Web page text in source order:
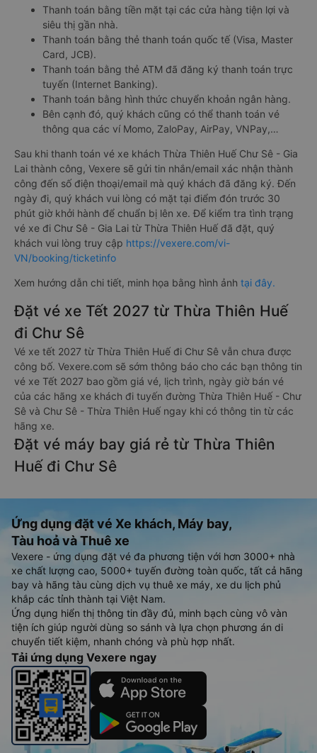
Thanh toán bằng tiền mặt tại các cửa hàng tiện lợi và
siêu thị gần nhà.
Thanh toán bằng thẻ thanh toán quốc tế (Visa, Master
Card, JCB).
Thanh toán bằng thẻ ATM đã đăng ký thanh toán trực
tuyến (Internet Banking).
Thanh toán bằng hình thức chuyển khoản ngân hàng.
Bên cạnh đó, quý khách cũng có thể thanh toán vé
thông qua các ví Momo, ZaloPay, AirPay, VNPay,…
Sau khi thanh toán vé xe khách Thừa Thiên Huế Chư Sê - Gia
Lai thành công, Vexere sẽ gửi tin nhắn/email xác nhận thành
công đến số điện thoại/email mà quý khách đã đăng ký. Đến
ngày đi, quý khách vui lòng có mặt tại điểm đón trước 30
phút giờ khởi hành để chuẩn bị lên xe. Để kiểm tra tình trạng
vé xe đi Chư Sê - Gia Lai từ Thừa Thiên Huế đã đặt, quý
khách vui lòng truy cập https://vexere.com/vi-
VN/booking/ticketinfo
Xem hướng dẫn chi tiết, minh họa bằng hình ảnh tại đây.
Đặt vé xe Tết 2027 từ Thừa Thiên Huế
đi Chư Sê
Vé xe tết 2027 từ Thừa Thiên Huế đi Chư Sê vẫn chưa được
công bố. Vexere.com sẽ sớm thông báo cho các bạn thông tin
vé xe Tết 2027 bao gồm giá vé, lịch trình, ngày giờ bán vé
của các hãng xe khách đi tuyến đường Thừa Thiên Huế - Chư
Sê và Chư Sê - Thừa Thiên Huế ngay khi có thông tin từ các
hãng xe.
Đặt vé máy bay giá rẻ từ Thừa Thiên
Huế đi Chư Sê
Ứng dụng đặt vé Xe khách, Máy bay,
Tàu hoả và Thuê xe
Vexere - ứng dụng đặt vé đa phương tiện với hơn 3000+ nhà
xe chất lượng cao, 5000+ tuyến đường toàn quốc, tất cả hãng
bay và hãng tàu cùng dịch vụ thuê xe máy, xe du lịch phủ
khắp các tỉnh thành tại Việt Nam.
Ứng dụng hiển thị thông tin đầy đủ, minh bạch cùng vô vàn
tiện ích giúp người dùng so sánh và lựa chọn phương án di
chuyển tiết kiệm, nhanh chóng và phù hợp nhất.
Tải ứng dụng Vexere ngay